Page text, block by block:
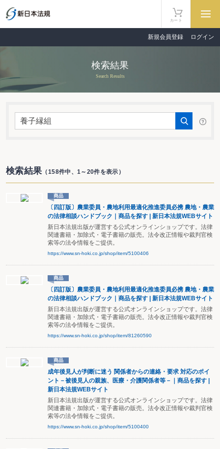
カート
新規会員登録 ログイン
検索結果
Search Results
検索結果（158件中、1～20件を表示）
商品
〔四訂版〕農業委員・農地利用最適化推進委員必携 農地・農業
の法律相談ハンドブック｜商品を探す | 新日本法規WEBサイト
新日本法規出版が運営する公式オンラインショップです。法律
関連書籍・加除式・電子書籍の販売。法令改正情報や裁判官検
索等の法令情報をご提供。
https://www.sn-hoki.co.jp/shop/item/5100406
商品
〔四訂版〕農業委員・農地利用最適化推進委員必携 農地・農業
の法律相談ハンドブック｜商品を探す | 新日本法規WEBサイト
新日本法規出版が運営する公式オンラインショップです。法律
関連書籍・加除式・電子書籍の販売。法令改正情報や裁判官検
索等の法令情報をご提供。
https://www.sn-hoki.co.jp/shop/item/81260590
商品
成年後見人が判断に迷う 関係者からの連絡・要求 対応のポイ
ント－被後見人の親族、医療・介護関係者等－｜商品を探す |
新日本法規WEBサイト
新日本法規出版が運営する公式オンラインショップです。法律
関連書籍・加除式・電子書籍の販売。法令改正情報や裁判官検
索等の法令情報をご提供。
https://www.sn-hoki.co.jp/shop/item/5100400